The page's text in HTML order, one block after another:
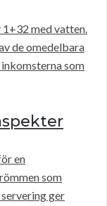
med vatten.
de omedelbara
som
en
som
ger